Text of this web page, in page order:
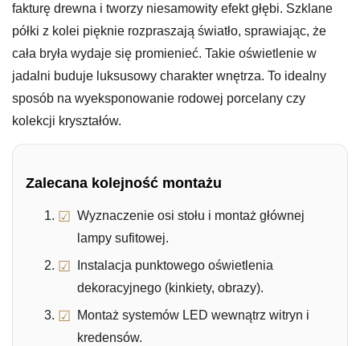
fakturę drewna i tworzy niesamowity efekt głębi. Szklane
półki z kolei pięknie rozpraszają światło, sprawiając, że
cała bryła wydaje się promienieć. Takie oświetlenie w
jadalni buduje luksusowy charakter wnętrza. To idealny
sposób na wyeksponowanie rodowej porcelany czy
kolekcji kryształów.
Zalecana kolejność montażu
Wyznaczenie osi stołu i montaż głównej
lampy sufitowej.
Instalacja punktowego oświetlenia
dekoracyjnego (kinkiety, obrazy).
Montaż systemów LED wewnątrz witryn i
kredensów.